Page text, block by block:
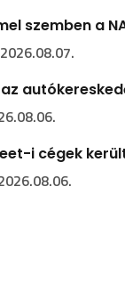
szemben a
2026.08.07.
i cégek